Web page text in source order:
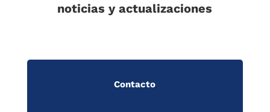
noticias y actualizaciones
Contacto